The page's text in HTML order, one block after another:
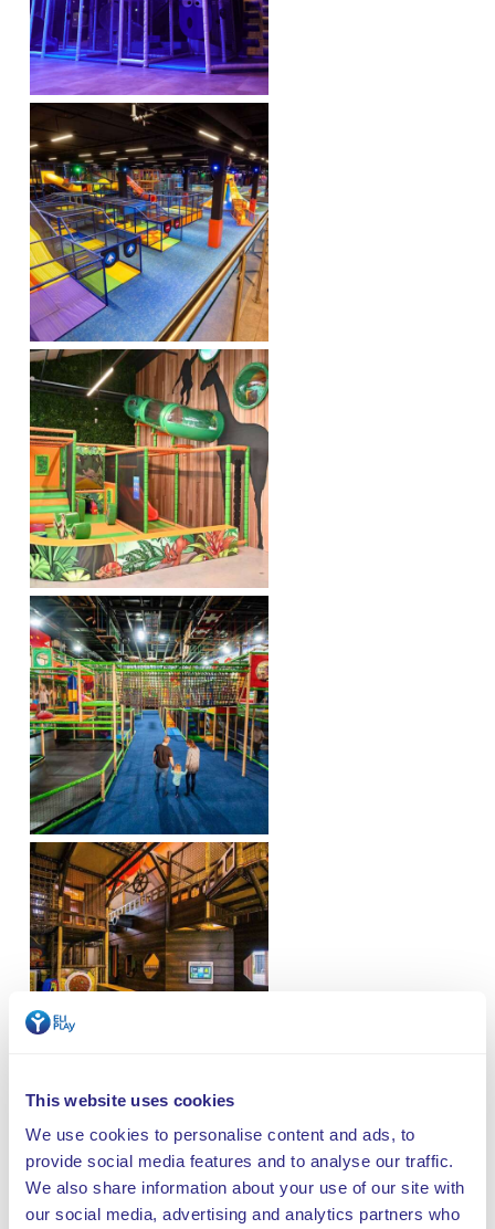
This website uses cookies
We use cookies to personalise content and ads, to
provide social media features and to analyse our traffic.
We also share information about your use of our site with
our social media, advertising and analytics partners who